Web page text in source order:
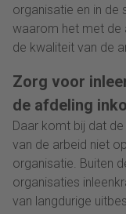
organisatie en in de
waarom het met de
de kwaliteit van de
Zorg voor
de afdeling
Daar komt bij dat
van de arbeid niet
organisatie. Buiten
organisaties
van langdurige